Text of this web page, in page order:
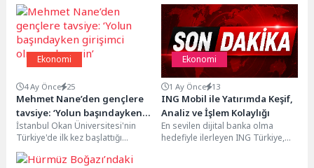
Ekonomi
4 Ay Önce 25
Mehmet Nane’den gençlere
tavsiye: ‘Yolun başındayken
girişimci olmayı deneyin’
İstanbul Okan Üniversitesi'nin
Türkiye'de ilk kez başlattığı
Girişimcilik Dersi'ne Pegaus Hava
Yolları Yönetim Kurulu Başkanı...
Ekonomi
1 Ay Önce 13
ING Mobil ile Yatırımda Keşif,
Analiz ve İşlem Kolaylığı
En sevilen dijital banka olma
hedefiyle ilerleyen ING Türkiye,